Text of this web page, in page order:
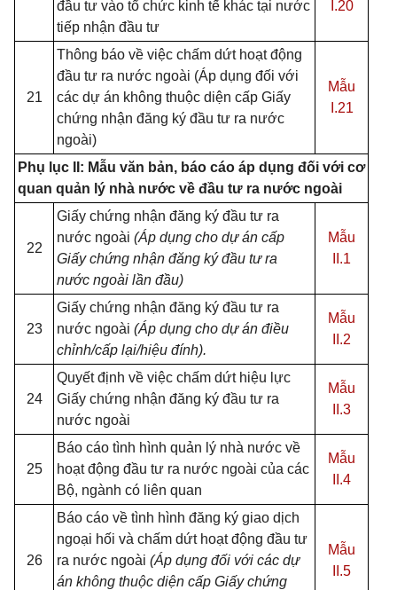
đầu tư vào tổ chức kinh tế khác tại nước
tiếp nhận đầu tư
I.20
21
Thông báo về việc chấm dứt hoạt động
đầu tư ra nước ngoài (Áp dụng đối với
các dự án không thuộc diện cấp Giấy
chứng nhận đăng ký đầu tư ra nước
ngoài)
Mẫu
I.21
Phụ lục II: Mẫu văn bản, báo cáo áp dụng đối với cơ
quan quản lý nhà nước về đầu tư ra nước ngoài
22
Giấy chứng nhận đăng ký đầu tư ra
nước ngoài (Áp dụng cho dự án cấp
Giấy chứng nhận đăng ký đầu tư ra
nước ngoài lần đầu)
Mẫu
II.1
23
Giấy chứng nhận đăng ký đầu tư ra
nước ngoài (Áp dụng cho dự án điều
chỉnh/cấp lại/hiệu đính).
Mẫu
II.2
24
Quyết định về việc chấm dứt hiệu lực
Giấy chứng nhận đăng ký đầu tư ra
nước ngoài
Mẫu
II.3
25
Báo cáo tình hình quản lý nhà nước về
hoạt động đầu tư ra nước ngoài của các
Bộ, ngành có liên quan
Mẫu
II.4
26
Báo cáo về tình hình đăng ký giao dịch
ngoại hối và chấm dứt hoạt động đầu tư
ra nước ngoài (Áp dụng đối với các dự
án không thuộc diện cấp Giấy chứng
Mẫu
II.5